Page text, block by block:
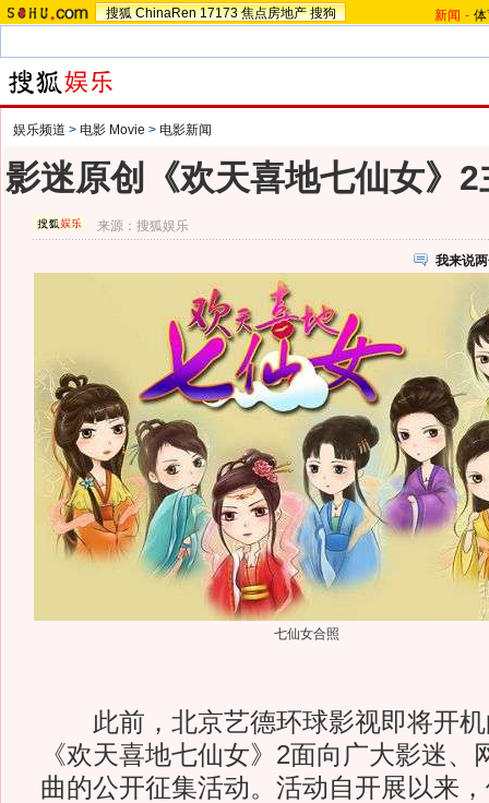
搜狐 ChinaRen 17173 焦点房地产 搜狗 新闻 -
娱乐频道 > 电影 Movie > 电影新闻
影迷原创《欢天喜地七仙女》
来源：搜狐娱乐
我来说
七仙女合照
此前，北京艺德环球影视即将开机
《欢天喜地七仙女》2面向广大影迷、
曲的公开征集活动。活动自开展以来